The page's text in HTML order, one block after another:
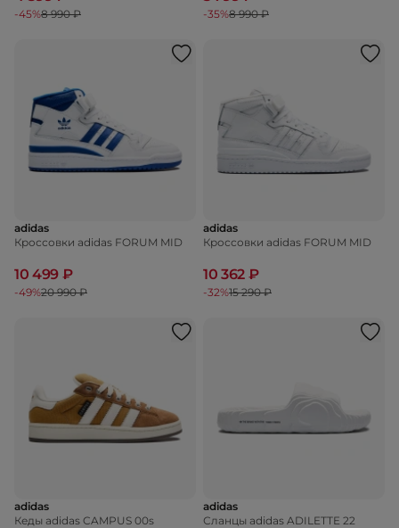
-45%8 990 ₽ -35%8 990 ₽
adidas
Кроссовки adidas FORUM MID
10 499 ₽
-49%20 990 ₽
adidas
Кроссовки adidas FORUM MID
10 362 ₽
-32%15 290 ₽
adidas
Кеды adidas CAMPUS 00s
adidas
Сланцы adidas ADILETTE 22